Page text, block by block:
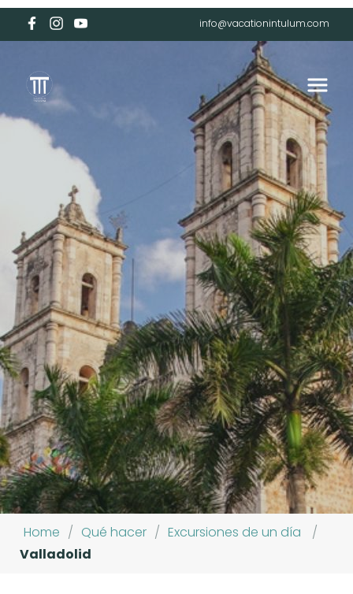
info@vacationintulum.com
Home / Qué hacer / Excursiones de un día
/
Valladolid